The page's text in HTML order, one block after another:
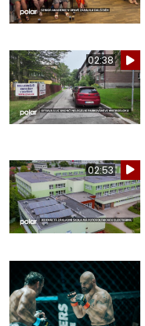
02:38
02:53